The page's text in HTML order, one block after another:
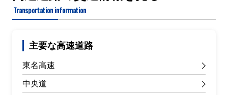
Transportation information
主要な高速道路
東名高速
中央道